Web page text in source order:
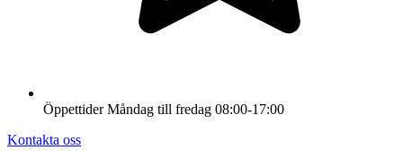
Öppettider Måndag till fredag 08:00-17:00
Kontakta oss